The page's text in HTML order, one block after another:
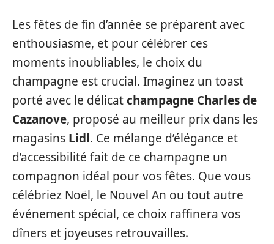
Les fêtes de fin d’année se préparent avec
enthousiasme, et pour célébrer ces
moments inoubliables, le choix du
champagne est crucial. Imaginez un toast
porté avec le délicatchampagne Charles de
Cazanove, proposé au meilleur prix dans les
magasins Lidl. Ce mélange d’élégance et
d’accessibilité fait de ce champagne un
compagnon idéal pour vos fêtes. Que vous
célébriez Noël, le Nouvel An ou tout autre
événement spécial, ce choix raffinera vos
dîners et joyeuses retrouvailles.